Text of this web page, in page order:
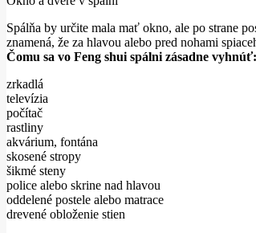
Spálňa by určite mala mať okno, ale po strane
znamená, že za hlavou alebo pred nohami
Čomu sa vo Feng shui spálni zásadne vyhnúť:
zrkadlá
televízia
počítač
rastliny
akvárium, fontána
skosené stropy
šikmé steny
police alebo skrine nad hlavou
oddelené postele alebo matrace
drevené obloženie stien